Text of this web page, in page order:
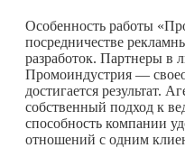
Особенность работы
посредничестве
разработок. Партнеры в
Промоиндустрия —
достигается
собственный подход к
способность компании
отношений с одним